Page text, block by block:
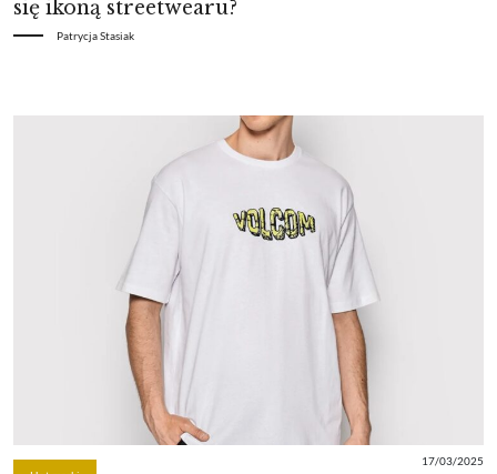
się ikoną streetwearu?
Patrycja Stasiak
17/03/2025